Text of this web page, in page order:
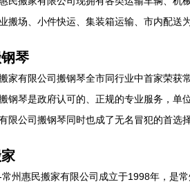
搬场、小件快运、集装箱运输、市内配送
琴
家有限公司搬钢琴全市同行业中首家荣获
钢琴是政府认可的、正规的专业服务，单
限公司搬钢琴同时也成了无名冒犯的首选
常州惠民搬家有限公司成立于1998年，是